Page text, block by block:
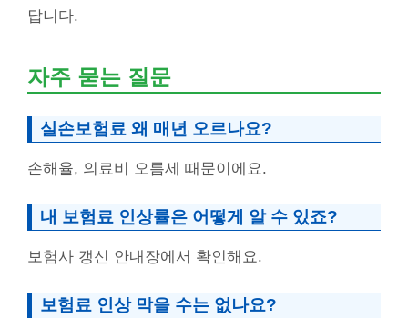
답니다.
자주 묻는 질문
실손보험료 왜 매년 오르나요?
손해율, 의료비 오름세 때문이에요.
내 보험료 인상률은 어떻게 알 수 있죠?
보험사 갱신 안내장에서 확인해요.
보험료 인상 막을 수는 없나요?